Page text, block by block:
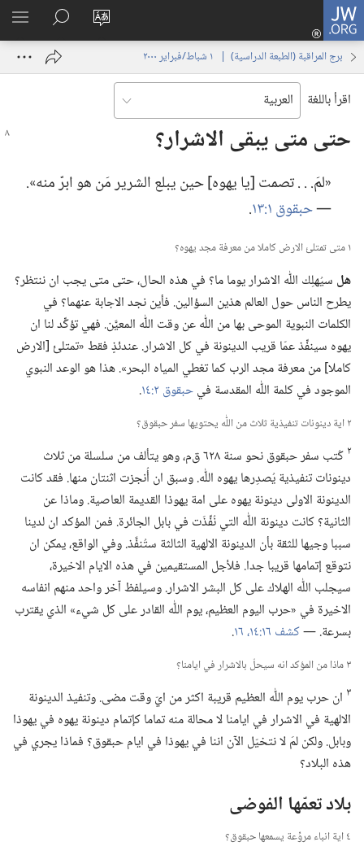
JW.ORG
تغيير
الموقع
تسجيل
الدخول
نافذة
البحث
في
JW.‎ORG
برج المراقبة (‏الطبعة الدراسية)‏ | ‏‎ ١‏ ‏‎شباط/فبراير‏ ‎٢٠٠٠
اقرأ باللغة
حتى متى يبقى الاشرار؟‏
‏«لمَ.‏ .‏ .‏ تصمت [يا يهوه] حين يبلع الشرير مَن هو ابرّ منه».‏
—‏حبقوق ١:‏١٣ ‏.‏
١ متى تمتلئ الارض كاملا من معرفة مجد يهوه؟‏
هل سيُهلِك اللّٰه الاشرار يوما ما؟‏ في هذه الحال،‏ حتى متى يجب ان ننتظر؟‏
يطرح الناس حول العالم هذين السؤالين.‏ فأين نجد الاجابة عنهما؟‏ في
الكلمات النبوية الموحى بها من اللّٰه عن وقت اللّٰه المعيَّن.‏ فهي تؤكِّد لنا ان
يهوه سينفِّذ عمّا قريب الدينونة في كل الاشرار.‏ عندئذٍ فقط «تمتلئ [الارض
كاملا] من معرفة مجد الرب كما تغطي المياه البحر».‏ هذا هو الوعد النبوي
الموجود في كلمة اللّٰه المقدسة فيحبقوق ٢:‏١٤ ‏.‏
٢ اية دينونات تنفيذية ثلاث من اللّٰه يحتويها سفر حبقوق؟‏
٢
كُتب سفر حبقوق نحو سنة ٦٢٨ ق‌م،‏ وهو يتألف من سلسلة من ثلاث
دينونات تنفيذية يُصدِرها يهوه اللّٰه.‏ وسبق ان أُنجزت اثنتان منها.‏ فقد كانت
الدينونة الاولى دينونة يهوه على امة يهوذا القديمة العاصية.‏ وماذا عن
الثانية؟‏ كانت دينونة اللّٰه التي نُفِّذَت في بابل الجائرة.‏ فمن المؤكد ان لدينا
سببا وجيها للثقة بأن الدينونة الالهية الثالثة ستُنفَّذ.‏ وفي الواقع،‏ يمكن ان
نتوقع إتمامها قريبا جدا.‏ فلأجل المستقيمين في هذه الايام الاخيرة،‏
سيجلب اللّٰه الهلاك على كل البشر الاشرار.‏ وسيلفظ آخر واحد منهم انفاسه
الاخيرة في «حرب اليوم العظيم،‏ يوم اللّٰه القادر على كل شيء» الذي يقترب
بسرعة.‏ —‏كشف ١٦:‏١٤،‏ ‏.‏
٣ ماذا من المؤكد انه سيحلّ بالاشرار في ايامنا؟‏
٣ ان حرب يوم اللّٰه العظيم قريبة اكثر من ايّ وقت مضى.‏ وتنفيذ الدينونة
الالهية في الاشرار في ايامنا لا محالة منه تماما كإتمام دينونة يهوه في يهوذا
وبابل.‏ ولكن لمَ لا نتخيّل الآن اننا في يهوذا في ايام حبقوق؟‏ فماذا يجري في
هذه البلاد؟‏
بلاد تعمّها الفوضى
٤ اية انباء مروِّعة يسمعها حبقوق؟‏